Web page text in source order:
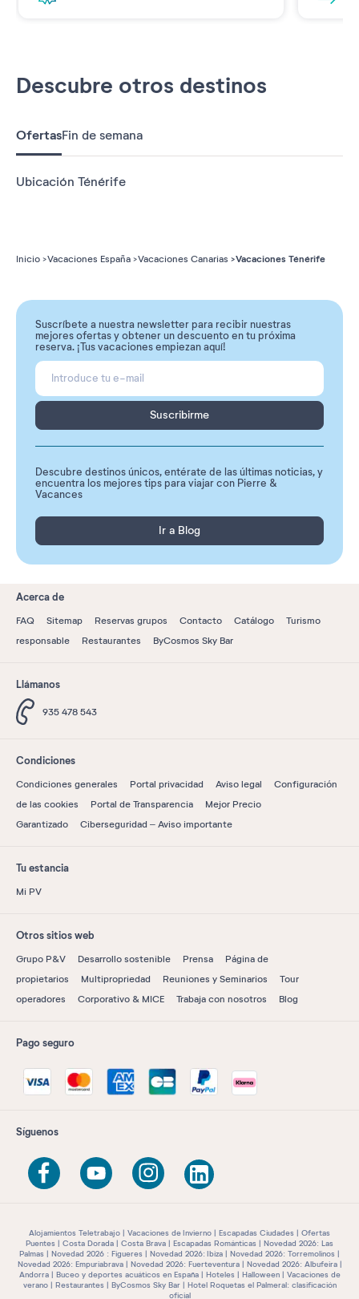
Descubre otros destinos
OfertasFin de semana
Ubicación Ténérife
Inicio Vacaciones España Vacaciones Canarias Vacaciones Ténérife
Suscríbete a nuestra newsletter para recibir nuestras
mejores ofertas y obtener un descuento en tu próxima
reserva. ¡Tus vacaciones empiezan aquí!
Suscribirme
Descubre destinos únicos, entérate de las últimas noticias, y
encuentra los mejores tips para viajar con Pierre &
Vacances
Ir a Blog
Acerca de
FAQ Sitemap Reservas grupos Contacto Catálogo
Turismo
responsable
Restaurantes ByCosmos Sky Bar
Llámanos
935 478 543
Condiciones
Condiciones generales Portal privacidad Aviso legal
Configuración
de las cookies
Portal de Transparencia
Mejor Precio
Garantizado
Ciberseguridad – Aviso importante
Tu estancia
Mi PV
Otros sitios web
Grupo P&V Desarrollo sostenible Prensa
Página de
propietarios
Multipropriedad Reuniones y Seminarios
Tour
operadores
Corporativo & MICE Trabaja con nosotros Blog
Pago seguro
Síguenos
Alojamientos Teletrabajo Vacaciones de Invierno Escapadas Ciudades
Ofertas
Puentes
Costa Dorada Costa Brava Escapadas Románticas
Novedad 2026: Las
Palmas
Novedad 2026 : Figueres Novedad 2026: Ibiza
Novedad 2026: Torremolinos
Novedad 2026: Empuriabrava
Novedad 2026: Fuerteventura
Novedad 2026: Albufeira
Andorra
Buceo y deportes acuáticos en España Hoteles Halloween
Vacaciones de
verano
Restaurantes ByCosmos Sky Bar
Hotel Roquetas el Palmeral: clasificación
oficial